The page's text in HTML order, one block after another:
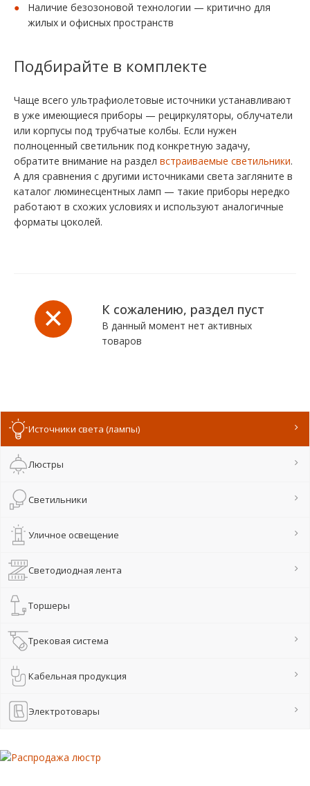
Наличие безозоновой технологии — критично для
жилых и офисных пространств
Подбирайте в комплекте
Чаще всего ультрафиолетовые источники устанавливают
в уже имеющиеся приборы — рециркуляторы, облучатели
или корпусы под трубчатые колбы. Если нужен
полноценный светильник под конкретную задачу,
обратите внимание на раздел встраиваемые светильники.
А для сравнения с другими источниками света загляните в
каталог люминесцентных ламп — такие приборы нередко
работают в схожих условиях и используют аналогичные
форматы цоколей.
К сожалению, раздел пуст
В данный момент нет активных
товаров
Источники света (лампы)
Люстры
Светильники
Уличное освещение
Светодиодная лента
Торшеры
Трековая система
Кабельная продукция
Электротовары